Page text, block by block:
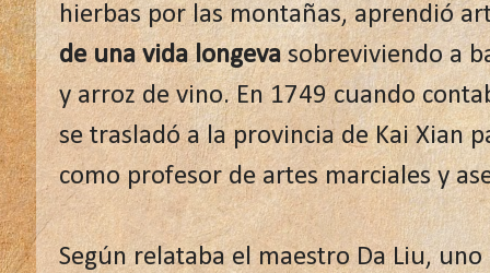
hierbas por las montañas, aprendió
de una vida longevasobreviviendo a
y arroz de vino. En 1749 cuando
se trasladó a la provincia de Kai Xian
como profesor de artes marciales y
Según relataba el maestro Da Liu,